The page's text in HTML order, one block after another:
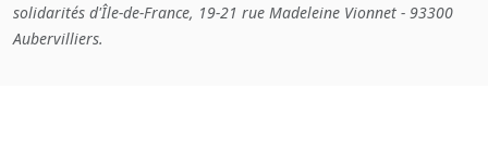
solidarités d'Île-de-France, 19-21 rue Madeleine Vionnet - 93300
Aubervilliers.